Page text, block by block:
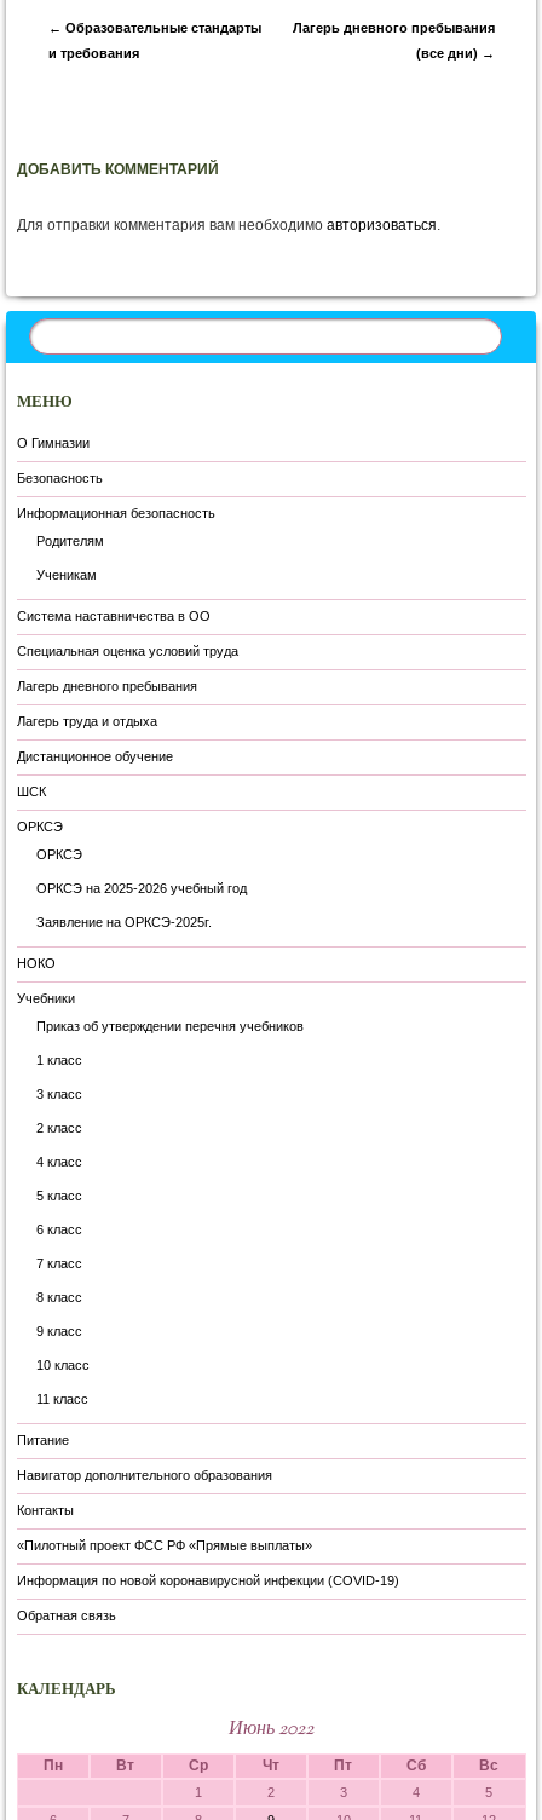
Запись навигация
← Образовательные стандарты
и требования
Лагерь дневного пребывания
(все дни) →
ДОБАВИТЬ КОММЕНТАРИЙ
Для отправки комментария вам необходимо авторизоваться.
МЕНЮ
О Гимназии
Безопасность
Информационная безопасность
Родителям
Ученикам
Система наставничества в ОО
Специальная оценка условий труда
Лагерь дневного пребывания
Лагерь труда и отдыха
Дистанционное обучение
ШСК
ОРКСЭ
ОРКСЭ
ОРКСЭ на 2025-2026 учебный год
Заявление на ОРКСЭ-2025г.
НОКО
Учебники
Приказ об утверждении перечня учебников
1 класс
3 класс
2 класс
4 класс
5 класс
6 класс
7 класс
8 класс
9 класс
10 класс
11 класс
Питание
Навигатор дополнительного образования
Контакты
«Пилотный проект ФСС РФ «Прямые выплаты»
Информация по новой коронавирусной инфекции (COVID-19)
Обратная связь
КАЛЕНДАРЬ
Июнь 2022
Пн Вт Ср Чт Пт Сб Вс
1 2 3 4
5